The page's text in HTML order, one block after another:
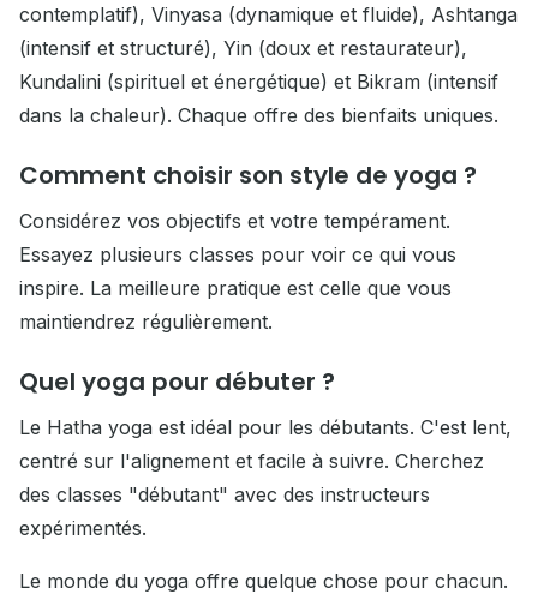
contemplatif), Vinyasa (dynamique et fluide), Ashtanga
(intensif et structuré), Yin (doux et restaurateur),
Kundalini (spirituel et énergétique) et Bikram (intensif
dans la chaleur). Chaque offre des bienfaits uniques.
Comment choisir son style de yoga ?
Considérez vos objectifs et votre tempérament.
Essayez plusieurs classes pour voir ce qui vous
inspire. La meilleure pratique est celle que vous
maintiendrez régulièrement.
Quel yoga pour débuter ?
Le Hatha yoga est idéal pour les débutants. C'est lent,
centré sur l'alignement et facile à suivre. Cherchez
des classes "débutant" avec des instructeurs
expérimentés.
Le monde du yoga offre quelque chose pour chacun.